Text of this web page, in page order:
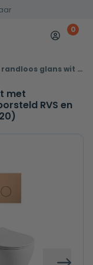
Mijn 0
Toiletset Pietro randloos glans wit met bedieningspaneel flat copper geborsteld RVS en Geberit Duofix WC-element (UP320)
met
RVS en